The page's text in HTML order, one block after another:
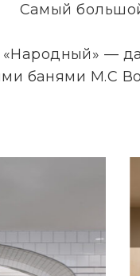
Самый
«Народный» —
банями М.С